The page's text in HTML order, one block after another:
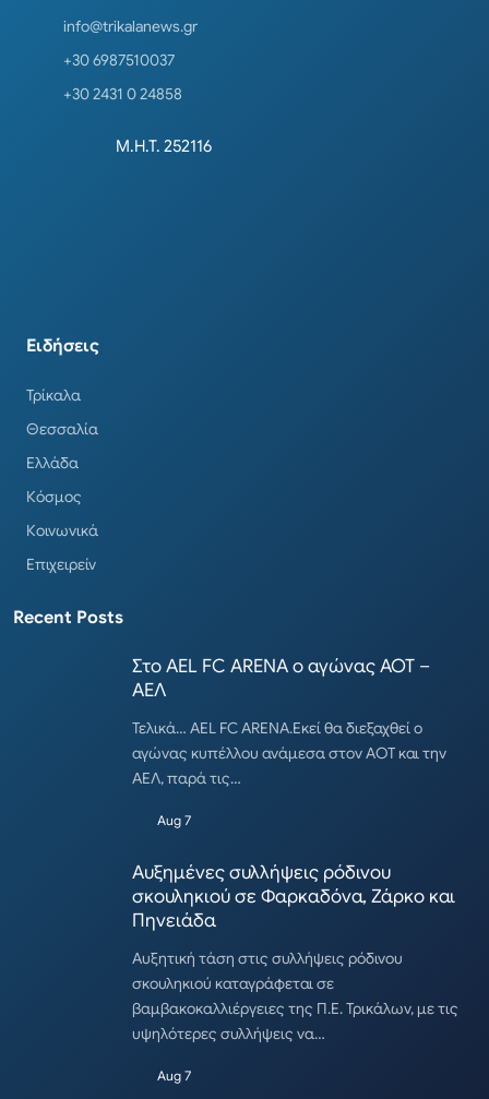
info@trikalanews.gr
+30 6987510037
+30 2431 0 24858
Μ.Η.Τ. 252116
Ειδήσεις
Τρίκαλα
Θεσσαλία
Ελλάδα
Κόσμος
Κοινωνικά
Επιχειρείν
Recent Posts
Στο AEL FC ARENA ο αγώνας ΑΟΤ –
ΑΕΛ
Τελικά… AEL FC ARENA.Εκεί θα διεξαχθεί ο
αγώνας κυπέλλου ανάμεσα στον ΑΟΤ και την
ΑΕΛ, παρά τις…
Aug 7
Αυξημένες συλλήψεις ρόδινου
σκουληκιού σε Φαρκαδόνα, Ζάρκο και
Πηνειάδα
Αυξητική τάση στις συλλήψεις ρόδινου
σκουληκιού καταγράφεται σε
βαμβακοκαλλιέργειες της Π.Ε. Τρικάλων, με τις
υψηλότερες συλλήψεις να…
Aug 7